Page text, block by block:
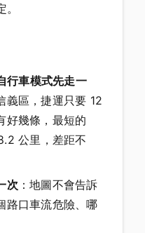
行車模式先走一
義區，捷運只要 12
好幾條，最短的
公里，差距不
次 ：地圖不會告訴
路口車流危險、哪